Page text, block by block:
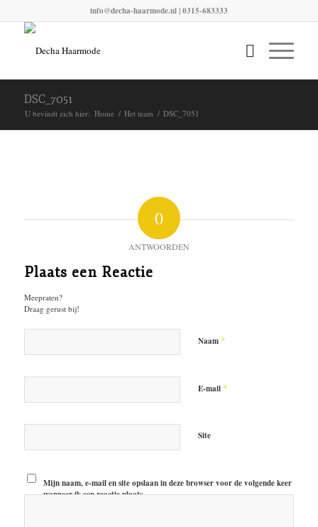
info@decha-haarmode.nl| 0315-683333
DSC_7051
U bevindt zich hier: Home / Het team / DSC_7051
0
ANTWOORDEN
Plaats een Reactie
Meepraten?
Draag gerust bij!
Naam *
E-mail *
Site
Mijn naam, e-mail en site opslaan in deze browser voor de volgende keer
wanneer ik een reactie plaats.